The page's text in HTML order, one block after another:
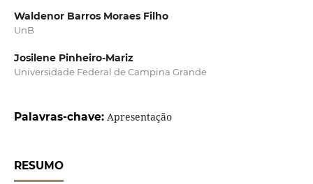
Waldenor Barros Moraes Filho
UnB
Josilene Pinheiro-Mariz
Universidade Federal de Campina Grande
Palavras-chave: Apresentação
RESUMO